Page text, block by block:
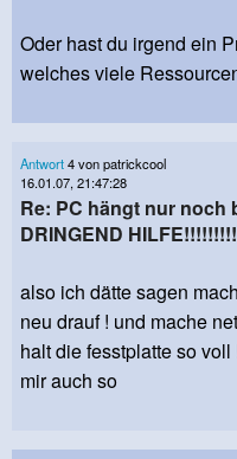
Oder hast du irgend ein
welches viele
Antwort4 von patrickcool
16.01.07, 21:47:28
Re: PC hängt nur
DRINGEND
also ich dätte sagen
neu drauf ! und mache
halt die fesstplatte so
mir auch so